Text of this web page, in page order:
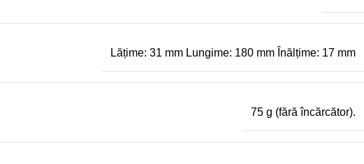
Lățime: 31 mm Lungime: 180 mm Înălțime: 17 mm
75 g (fără încărcător).